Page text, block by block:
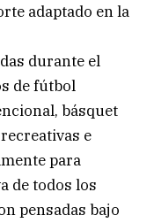
adaptado en la
durante el
de fútbol
básquet
e
para
de todos los
pensadas bajo